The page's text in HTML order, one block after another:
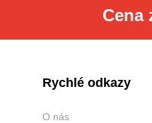
Cena
Rychlé odkazy
O nás